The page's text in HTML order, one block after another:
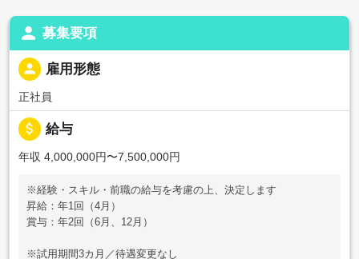
person 募集要項
person 雇用形態
正社員
attach_money 給与
年収 4,000,000円〜7,500,000円
※経験・スキル・前職の給与を考慮の上、決定します
昇給：年1回（4月）
賞与：年2回（6月、12月）
※試用期間3カ月／待遇変更なし